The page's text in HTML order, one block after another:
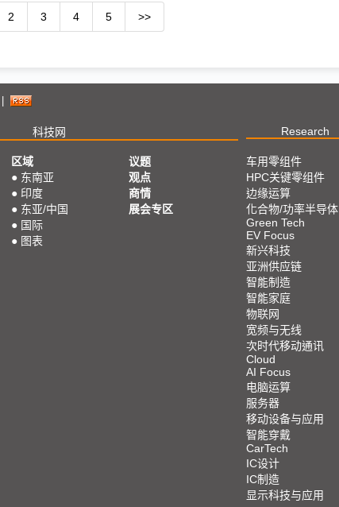
2 3 4 5 >>
|
科技网 Research
区域
● 东南亚
● 印度
● 东亚/中国
● 国际
● 图表
议题
观点
商情
展会专区
车用零组件
HPC关键零组件
边缘运算
化合物/功率半导体
Green Tech
EV Focus
新兴科技
亚洲供应链
智能制造
智能家庭
物联网
宽频与无线
次时代移动通讯
Cloud
AI Focus
电脑运算
服务器
移动设备与应用
智能穿戴
CarTech
IC设计
IC制造
显示科技与应用